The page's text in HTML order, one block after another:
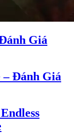
Giá
– Đánh Giá